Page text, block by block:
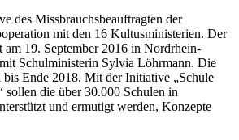
des Missbrauchsbeauftragten der
mit den 16 Kultusministerien. Der
am 19. September 2016 in Nordrhein-
Schulministerin Sylvia Löhrmann. Die
Ende 2018. Mit der Initiative „Schule
sollen die über 30.000 Schulen in
und ermutigt werden, Konzepte